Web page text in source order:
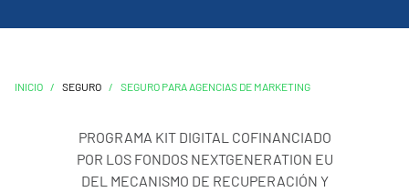
INICIO / SEGURO / SEGURO PARA AGENCIAS DE MARKETING
PROGRAMA KIT DIGITAL COFINANCIADO
POR LOS FONDOS NEXTGENERATION EU
DEL MECANISMO DE RECUPERACIÓN Y